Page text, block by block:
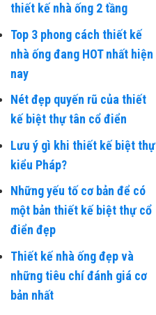
thiết kế nhà ống 2 tầng
Top 3 phong cách thiết kế
nhà ống đang HOT nhất hiện
nay
Nét đẹp quyến rũ của thiết
kế biệt thự tân cổ điển
Lưu ý gì khi thiết kế biệt thự
kiểu Pháp?
Những yếu tố cơ bản để có
một bản thiết kế biệt thự cổ
điển đẹp
Thiết kế nhà ống đẹp và
những tiêu chí đánh giá cơ
bản nhất